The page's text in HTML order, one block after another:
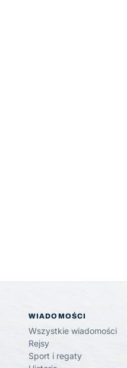
WIADOMOŚCI
Wszystkie wiadomości
Rejsy
Sport i regaty